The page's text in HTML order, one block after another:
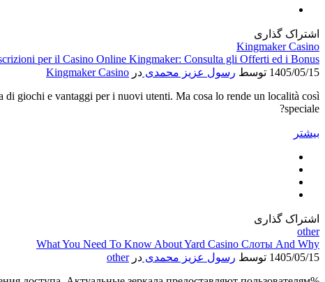
اشتراک گذاری
Kingmaker Casino
per il Casino Online Kingmaker: Consulta gli Offerti ed i Bonus
1405/05/15 توسط رسول عزیز محمدی در Kingmaker Casino
giochi e vantaggi per i nuovi utenti. Ma cosa lo rende un località così
speciale?
بیشتر
اشتراک گذاری
other
What You Need To Know About Yard Casino Слоты And Why
1405/05/15 توسط رسول عزیز محمدی در other